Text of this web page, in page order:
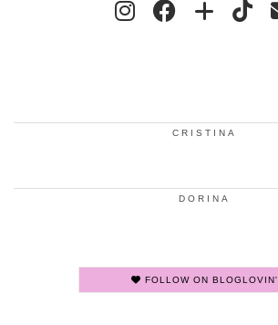
CRISTINA
DORINA
FOLLOW ON BLOGLOVIN'